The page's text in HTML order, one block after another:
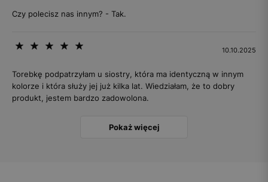
Czy polecisz nas innym? - Tak.
10.10.2025
Torebkę podpatrzyłam u siostry, która ma identyczną w innym
kolorze i która służy jej już kilka lat. Wiedziałam, że to dobry
produkt, jestem bardzo zadowolona.
Pokaż więcej